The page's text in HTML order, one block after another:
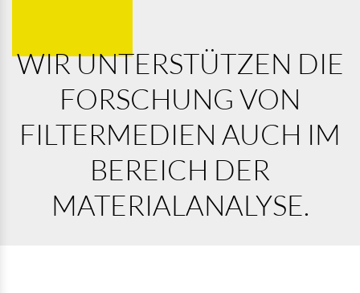
WIR UNTERSTÜTZEN DIE
FORSCHUNG VON
FILTERMEDIEN AUCH IM
BEREICH DER
MATERIALANALYSE.